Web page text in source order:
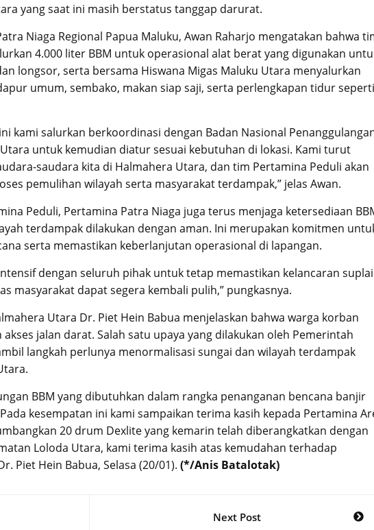
yang saat ini masih berstatus tanggap darurat.
Niaga Regional Papua Maluku, Awan Raharjo mengatakan bahwa
4.000 liter BBM untuk operasional alat berat yang digunakan
longsor, serta bersama Hiswana Migas Maluku Utara menyalurkan
umum, sembako, makan siap saji, serta perlengkapan tidur seperti
kami salurkan berkoordinasi dengan Badan Nasional
untuk kemudian diatur sesuai kebutuhan di lokasi. Kami turut
saudara kita di Halmahera Utara, dan tim Pertamina Peduli akan
pemulihan wilayah serta masyarakat terdampak,” jelas Awan.
Peduli, Pertamina Patra Niaga juga terus menjaga ketersediaan
terdampak dilakukan dengan aman. Ini merupakan komitmen
serta memastikan keberlanjutan operasional di lapangan.
dengan seluruh pihak untuk tetap memastikan kelancaran suplai
masyarakat dapat segera kembali pulih,” pungkasnya.
Utara Dr. Piet Hein Babua menjelaskan bahwa warga korban
jalan darat. Salah satu upaya yang dilakukan oleh Pemerintah
langkah perlunya menormalisasi sungai dan wilayah terdampak
BBM yang dibutuhkan dalam rangka penanganan bencana banjir
kesempatan ini kami sampaikan terima kasih kepada Pertamina
20 drum Dexlite yang kemarin telah diberangkatkan dengan
Loloda Utara, kami terima kasih atas kemudahan terhadap
Piet Hein Babua, Selasa (20/01). (*/Anis Batalotak)
Next Post